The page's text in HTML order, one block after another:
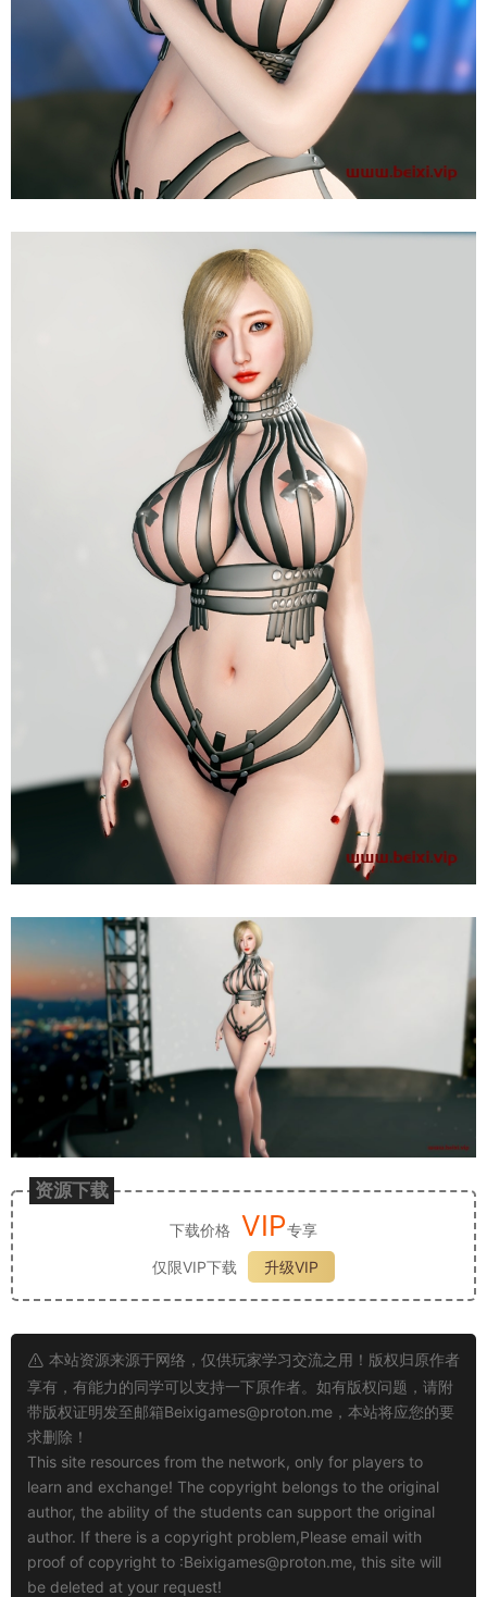
资源下载
下载价格 VIP专享
仅限VIP下载
升级VIP
本站资源来源于网络，仅供玩家学习交流之用！版权归原作者
享有，有能力的同学可以支持一下原作者。如有版权问题，请附
带版权证明发至邮箱Beixigames@proton.me ，本站将应您的要
求删除！
This site resources from the network, only for players to
learn and exchange! The copyright belongs to the original
author, the ability of the students can support the original
author. If there is a copyright problem,Please email with
proof of copyright to :Beixigames@proton.me, this site will
be deleted at your request!